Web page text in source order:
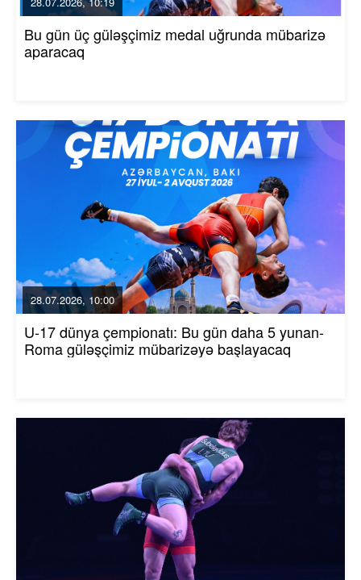
Bu gün üç güləşçimiz medal uğrunda mübarizə
aparacaq
28.07.2026, 10:00
U-17 dünya çempionatı: Bu gün daha 5 yunan-
Roma güləşçimiz mübarizəyə başlayacaq